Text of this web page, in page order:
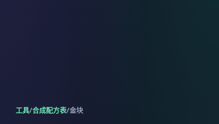
工具/合成配方表/金块